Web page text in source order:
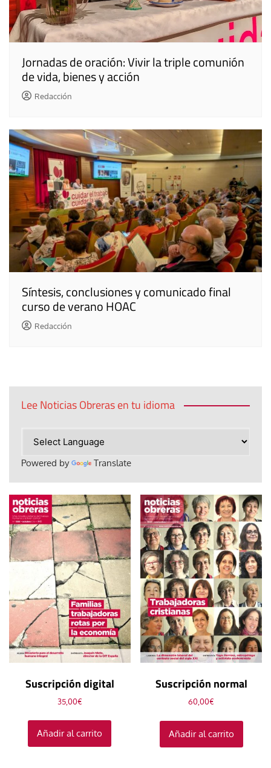
Jornadas de oración: Vivir la triple comunión
de vida, bienes y acción
Redacción
Síntesis, conclusiones y comunicado final
curso de verano HOAC
Redacción
Lee Noticias Obreras en tu idioma
Powered by Translate
Suscripción digital
35,00€
Añadir al carrito
Suscripción normal
60,00€
Añadir al carrito